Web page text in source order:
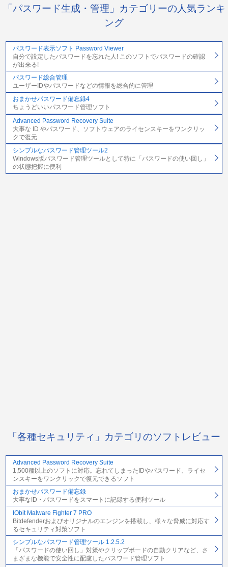
「パスワード生成・管理」カテゴリーの人気ランキ
ング
パスワード表示ソフト Password Viewer
自分で設定したパスワードを忘れた人! このソフトでパスワードの確認
が出来る!
パスワード総合管理
ユーザーIDやパスワードなどの情報を総合的に管理
おまかせパスワード備忘録4
ちょうどいいパスワード管理ソフト
Advanced Password Recovery Suite
大事な ID やパスワード、ソフトウェアのライセンスキーをワンクリッ
クで復元
シンプルなパスワード管理ツール2
Windows版パスワード管理ツールとして特に「パスワードの使い回し」
の状態把握に便利
「各種セキュリティ」カテゴリのソフトレビュー
Advanced Password Recovery Suite
1,500種以上のソフトに対応。忘れてしまったIDやパスワード、ライセ
ンスキーをワンクリックで復元できるソフト
おまかせパスワード備忘録
大事なID・パスワードをスマートに記録する便利ツール
IObit Malware Fighter 7 PRO
Bitdefenderおよびオリジナルのエンジンを搭載し、様々な脅威に対応す
るセキュリティ対策ソフト
シンプルなパスワード管理ツール 1.2.5.2
「パスワードの使い回し」対策やクリップボードの自動クリアなど、さ
まざまな機能で安全性に配慮したパスワード管理ソフト